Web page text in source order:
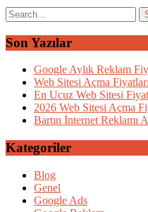
Son Yazılar
Google Aylık Reklam
Web Sitesi Açma
En Ucuz Web Sitesi
2026 Web Sitesi Açma
Bartın İnternet Reklamı
Kategoriler
Blog
Genel
Google Ads